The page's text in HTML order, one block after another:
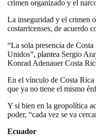
crimen organizado y el
La inseguridad y el crimen
costarricenses, de acuerdo
“La sola presencia de
Unidos”, plantea Sergio
Konrad Adenauer Costa
En el vínculo de Costa
que ya no tiene el mismo
Y si bien en la geopolítica
poder, “cada vez se va
Ecuador